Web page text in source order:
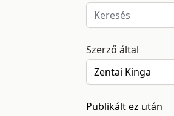
Szerző által
Publikált ez után